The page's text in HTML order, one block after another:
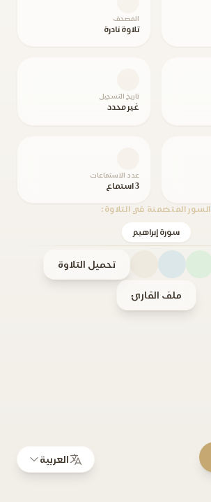
المصحف
تلاوة نادرة
تاريخ التسجيل
غير محدد
عدد الاستماعات
3 استماع
السور المتضمنة في التلاوة:
سورة إبراهيم
تحميل التلاوة
ملف القارئ
العربية